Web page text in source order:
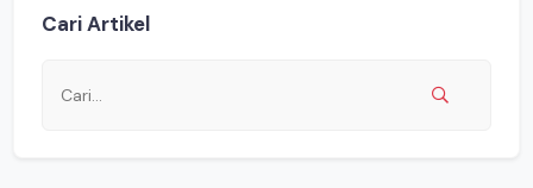
Cari Artikel